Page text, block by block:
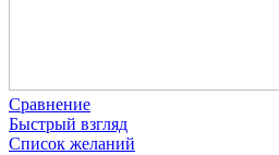
Сравнение
Быстрый взгляд
Список желаний